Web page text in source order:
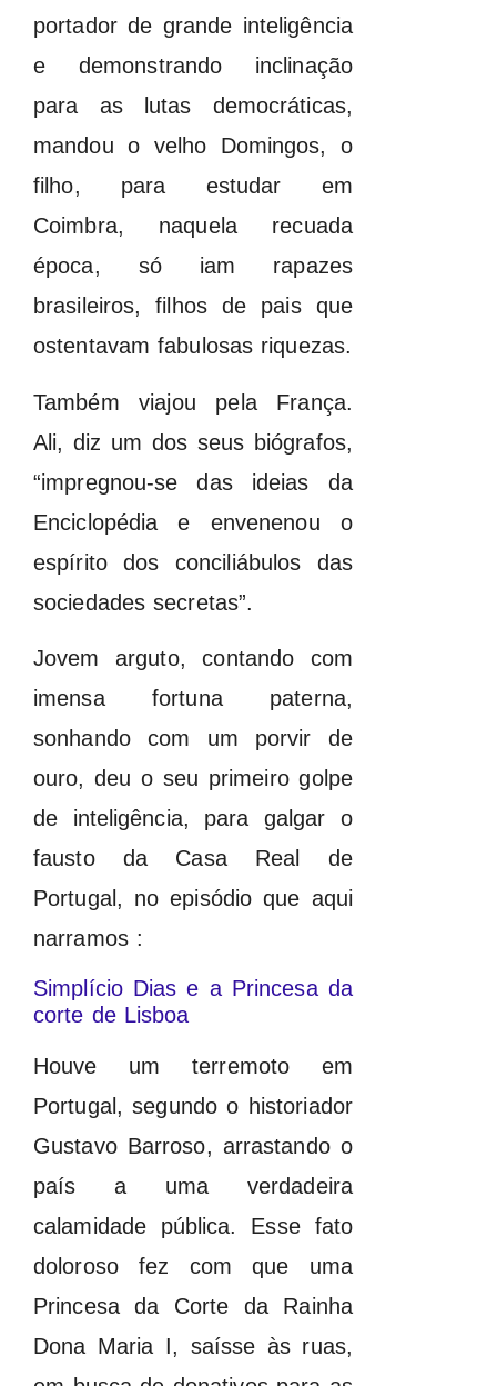
portador de grande inteligência
e demonstrando inclinação
para as lutas democráticas,
mandou o velho Domingos, o
filho, para estudar em
Coimbra, naquela recuada
época, só iam rapazes
brasileiros, filhos de pais que
ostentavam fabulosas riquezas.
Também viajou pela França.
Ali, diz um dos seus biógrafos,
“impregnou-se das ideias da
Enciclopédia e envenenou o
espírito dos conciliábulos das
sociedades secretas”.
Jovem arguto, contando com
imensa fortuna paterna,
sonhando com um porvir de
ouro, deu o seu primeiro golpe
de inteligência, para galgar o
fausto da Casa Real de
Portugal, no episódio que aqui
narramos :
Simplício Dias e a Princesa da
corte de Lisboa
Houve um terremoto em
Portugal, segundo o historiador
Gustavo Barroso, arrastando o
país a uma verdadeira
calamidade pública. Esse fato
doloroso fez com que uma
Princesa da Corte da Rainha
Dona Maria I, saísse às ruas,